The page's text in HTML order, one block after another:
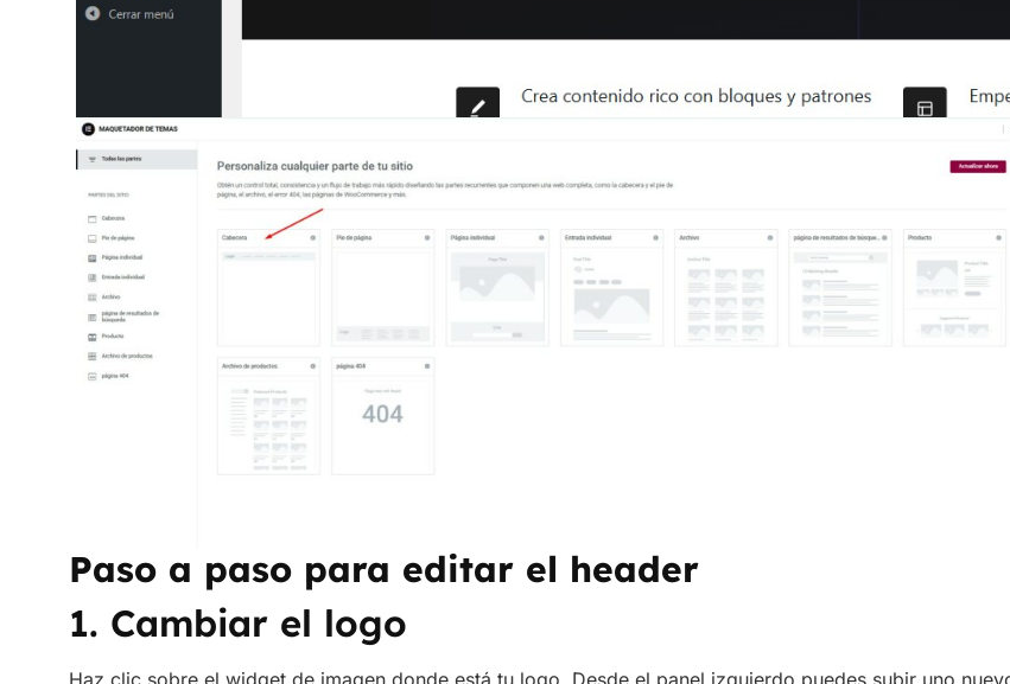
Paso a paso para editar el header
1. Cambiar el logo
cambiar el tamaño, el alineamiento o incluso añadir un enlace para que al hacer clic, el usuario vuelva a la
página de inicio.
Consejo: Usa siempre una versión optimizada del logo (peso reducido y formato PNG o SVG si es